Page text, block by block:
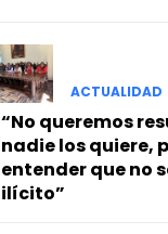
ACTUALIDAD
“No queremos
nadie los quiere,
entender que no
ilícito”